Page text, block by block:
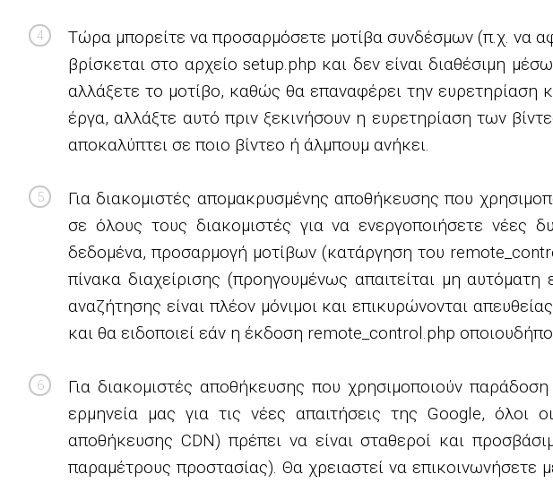
Τώρα μπορείτε να προσαρμόσετε μοτίβα συνδέσμων (π.χ. να
βρίσκεται στο αρχείο setup.php και δεν είναι διαθέσιμη
αλλάξετε το μοτίβο, καθώς θα επαναφέρει την
έργα, αλλάξτε αυτό πριν ξεκινήσουν η ευρετηρίαση των
αποκαλύπτει σε ποιο βίντεο ή άλμπουμ ανήκει.
Για διακομιστές απομακρυσμένης αποθήκευσης που
σε όλους τους διακομιστές για να ενεργοποιήσετε νέες
δεδομένα, προσαρμογή μοτίβων (κατάργηση του
πίνακα διαχείρισης (προηγουμένως απαιτείται μη
αναζήτησης είναι πλέον μόνιμοι και επικυρώνονται
και θα ειδοποιεί εάν η έκδοση remote_control.php
Για διακομιστές αποθήκευσης που χρησιμοποιούν
ερμηνεία μας για τις νέες απαιτήσεις της Google, όλοι
αποθήκευσης CDN) πρέπει να είναι σταθεροί και
παραμέτρους προστασίας). Θα χρειαστεί να